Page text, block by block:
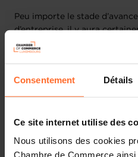
Consentement Détails
Ce site internet utilise des
Nous utilisons des cookies
Chambre de Commerce
Peu importe le stade
d’entreprise, il y aura
dernier aura besoin de
de financer le démarrage de
surprises une fois le projet
réelle, et aide à maximiser le